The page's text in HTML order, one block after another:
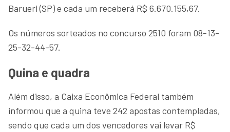
Barueri (SP) e cada um receberá R$ 6.670.155,67.
Os números sorteados no concurso 2510 foram 08-13-
25-32-44-57.
Quina e quadra
Além disso, a Caixa Econômica Federal também
informou que a quina teve 242 apostas contempladas,
sendo que cada um dos vencedores vai levar R$